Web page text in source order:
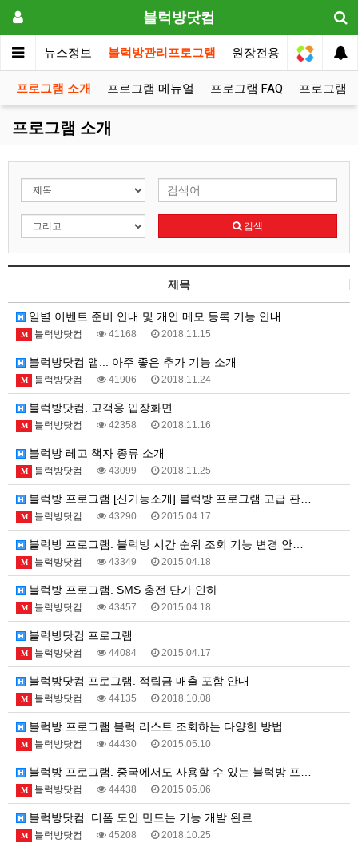
블럭방닷컴
메인 뉴스정보 블럭방관리프로그램 원장전용
프로그램 소개 프로그램 메뉴얼 프로그램 FAQ 프로그램
프로그램 소개
검색
제목
일별 이벤트 준비 안내 및 개인 메모 등록 기능 안내
M 블럭방닷컴 41168 2018.11.15
블럭방닷컴 앱... 아주 좋은 추가 기능 소개
M 블럭방닷컴 41906 2018.11.24
블럭방닷컴. 고객용 입장화면
M 블럭방닷컴 42358 2018.11.16
블럭방 레고 책자 종류 소개
M 블럭방닷컴 43099 2018.11.25
블럭방 프로그램 [신기능소개] 블럭방 프로그램 고급 관…
M 블럭방닷컴 43290 2015.04.17
블럭방 프로그램. 블럭방 시간 순위 조회 기능 변경 안…
M 블럭방닷컴 43349 2015.04.18
블럭방 프로그램. SMS 충전 단가 인하
M 블럭방닷컴 43457 2015.04.18
블럭방닷컴 프로그램
M 블럭방닷컴 44084 2015.04.17
블럭방닷컴 프로그램. 적립금 매출 포함 안내
M 블럭방닷컴 44135 2018.10.08
블럭방 프로그램 블럭 리스트 조회하는 다양한 방법
M 블럭방닷컴 44430 2015.05.10
블럭방 프로그램. 중국에서도 사용할 수 있는 블럭방 프…
M 블럭방닷컴 44438 2015.05.06
블럭방닷컴. 디폼 도안 만드는 기능 개발 완료
M 블럭방닷컴 45208 2018.10.25